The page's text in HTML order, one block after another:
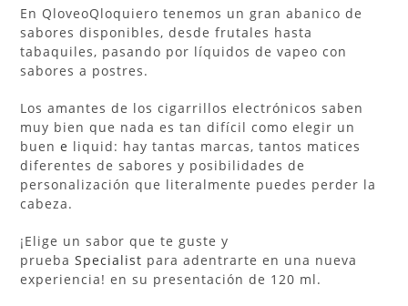
En QloveoQloquiero tenemos un gran abanico de
sabores disponibles, desde frutales hasta
tabaquiles, pasando por líquidos de vapeo con
sabores a postres.
Los amantes de los cigarrillos electrónicos saben
muy bien que nada es tan difícil como elegir un
buene liquid: hay tantas marcas, tantos matices
diferentes de sabores y posibilidades de
personalización que literalmente puedes perder la
cabeza.
¡Elige un sabor que te guste y
pruebaSpecialist para adentrarte en una nueva
experiencia! en su presentación de 120 ml.